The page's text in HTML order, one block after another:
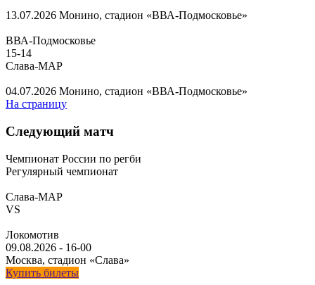
13.07.2026 Монино, стадион «ВВА-Подмосковье»
ВВА-Подмосковье
15-14
Слава-МАР
04.07.2026 Монино, стадион «ВВА-Подмосковье»
На страницу
Следующий матч
Чемпионат России по регби
Регулярный чемпионат
Слава-МАР
VS
Локомотив
09.08.2026 - 16-00
Москва, стадион «Слава»
Купить билеты